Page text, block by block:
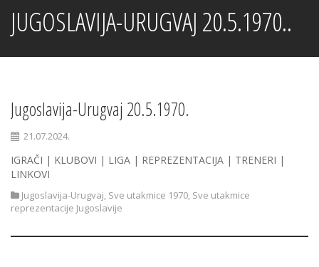
JUGOSLAVIJA-URUGVAJ 20.5.1970..
Jugoslavija-Urugvaj 20.5.1970.
21.07.2024.
IGRAČI | KLUBOVI | LIGA | REPREZENTACIJA | TRENERI |
LINKOVI
Jugoslavija-Urugvaj, Sve utakmice 1970, Sve utakmice
reprezentacije Jugoslavije